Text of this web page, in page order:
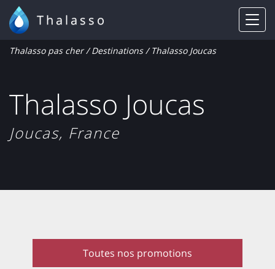
Thalasso
Thalasso Joucas
Joucas, France
Thalasso pas cher/Destinations/ Thalasso Joucas
Toutes nos promotions